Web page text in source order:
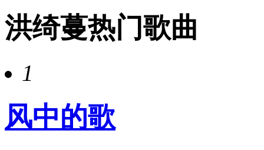
洪绮蔓热门歌曲
1
风中的歌